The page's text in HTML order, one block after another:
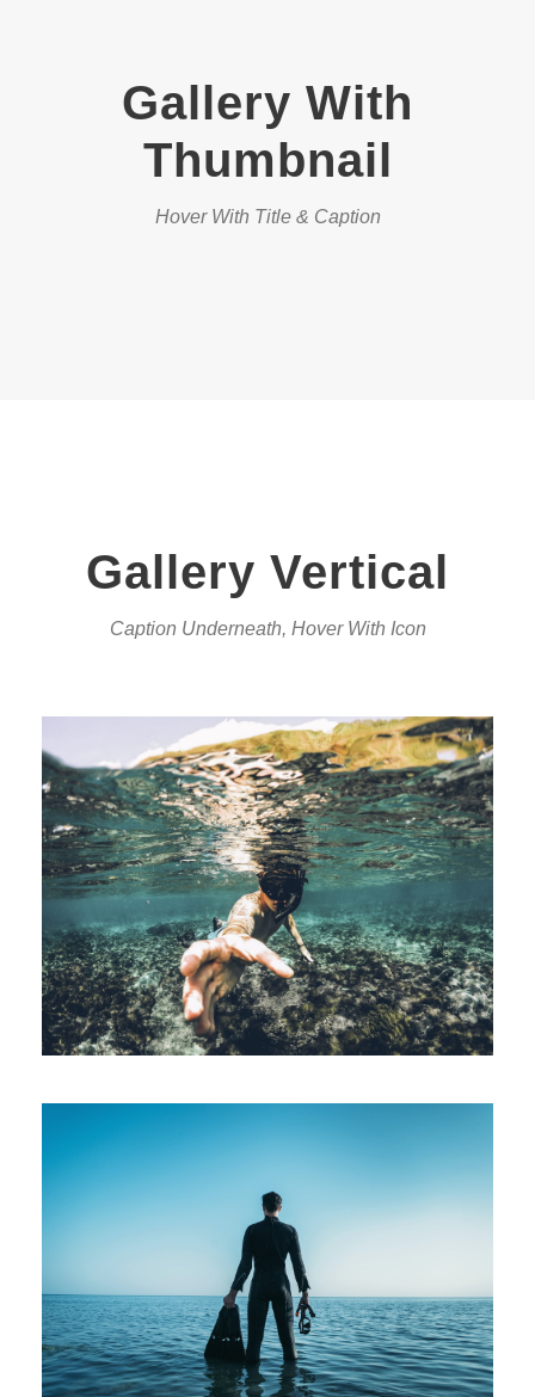
Gallery With
Thumbnail
Hover With Title & Caption
Gallery Vertical
Caption Underneath, Hover With Icon